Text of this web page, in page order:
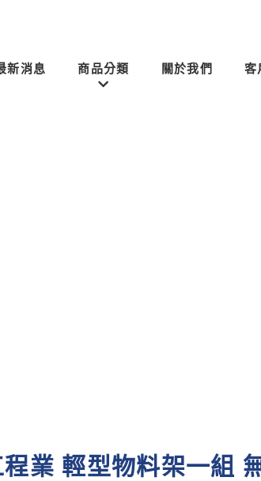
新消息 商品分類 關於我們 客
業 輕型物料架一組